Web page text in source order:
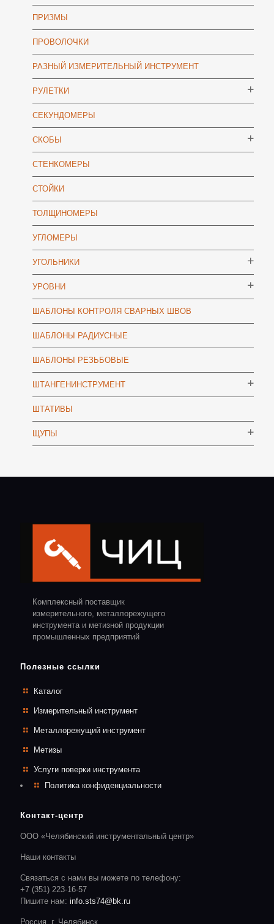
ПРИЗМЫ
ПРОВОЛОЧКИ
РАЗНЫЙ ИЗМЕРИТЕЛЬНЫЙ ИНСТРУМЕНТ
РУЛЕТКИ
СЕКУНДОМЕРЫ
СКОБЫ
СТЕНКОМЕРЫ
СТОЙКИ
ТОЛЩИНОМЕРЫ
УГЛОМЕРЫ
УГОЛЬНИКИ
УРОВНИ
ШАБЛОНЫ КОНТРОЛЯ СВАРНЫХ ШВОВ
ШАБЛОНЫ РАДИУСНЫЕ
ШАБЛОНЫ РЕЗЬБОВЫЕ
ШТАНГЕНИНСТРУМЕНТ
ШТАТИВЫ
ЩУПЫ
Комплексный поставщик
измерительного, металлорежущего
инструмента и метизной продукции
промышленных предприятий
Полезные ссылки
Каталог
Измерительный инструмент
Металлорежущий инструмент
Метизы
Услуги поверки инструмента
Политика конфиденциальности
Контакт-центр
ООО «Челябинский инструментальный центр»
Наши контакты
Связаться с нами вы можете по телефону:
+7 (351) 223-16-57
Пишите нам: info.sts74@bk.ru
Россия, г. Челябинск,